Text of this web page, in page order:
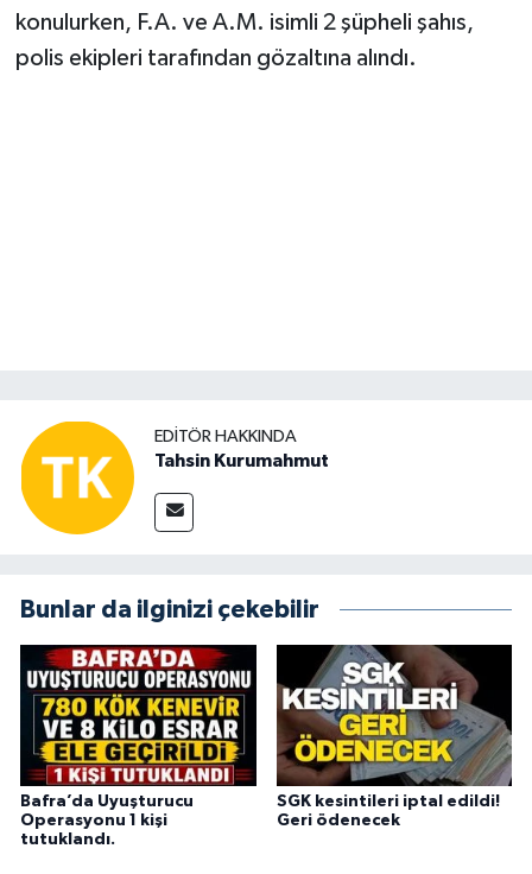
konulurken, F.A. ve A.M. isimli 2 şüpheli şahıs,
polis ekipleri tarafından gözaltına alındı.
EDITÖR HAKKINDA
Tahsin Kurumahmut
Bunlar da ilginizi çekebilir
Bafra’da Uyuşturucu
Operasyonu 1 kişi
tutuklandı.
SGK kesintileri iptal edildi!
Geri ödenecek